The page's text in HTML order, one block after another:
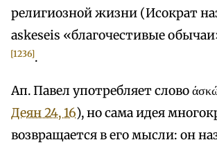
религиозной жизни (Исократ
askeseis «благочестивые
[1236].
Ап. Павел употребляет слово
Деян 24, 16), но сама идея
возвращается в его мысли: он